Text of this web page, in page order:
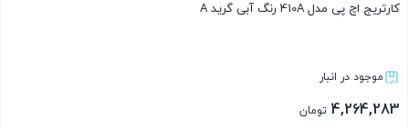
کارتریج اچ پی مدل 410A رنگ آبی گرید A
موجود در انبار
4,264,283 تومان